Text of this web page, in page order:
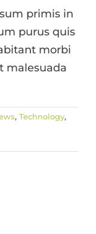
primis in
purus quis
morbi
malesuada
, Technology,